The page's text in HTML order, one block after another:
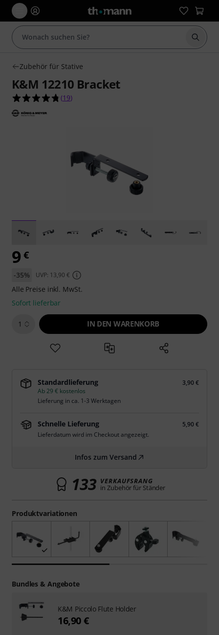
Suche
Zubehör für Stative
K&M 12210 Bracket
4.7 von 5 Sternen aus 19 Kundenbewertungen
(19)
Produktvariationen
9 €
-35% UVP: 13,90 €
Alle Preise inkl. MwSt.
Sofort lieferbar
1 IN DEN WARENKORB
Standardlieferung
3,90 €
Ab 29 € kostenlos
Lieferung in ca. 1-3 Werktagen
Schnelle Lieferung
5,90 €
Lieferdatum wird im Checkout angezeigt.
Infos zum Versand
133 VERKAUFSRANG
in Zubehör für Ständer
Bundles & Angebote
K&M Piccolo Flute Holder
16,90 €